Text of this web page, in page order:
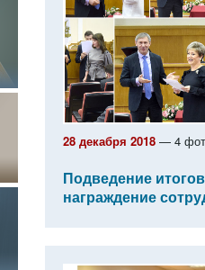
28 декабря 2018 — 4
Подведение
награждение